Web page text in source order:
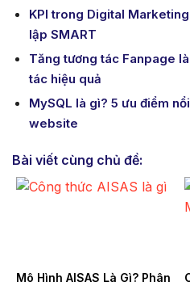
KPI trong Digital
lập SMART
Tăng tương tác Fanpage
tác hiệu quả
MySQL là gì? 5 ưu điểm
website
Bài viết cùng chủ đề:
Mô Hình AISAS Là Gì? Phân